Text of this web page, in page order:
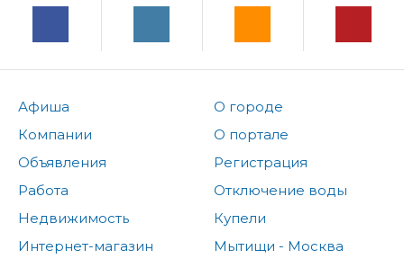
Афиша
Компании
Объявления
Работа
Недвижимость
Интернет-магазин
О городе
О портале
Регистрация
Отключение воды
Купели
Мытищи - Москва